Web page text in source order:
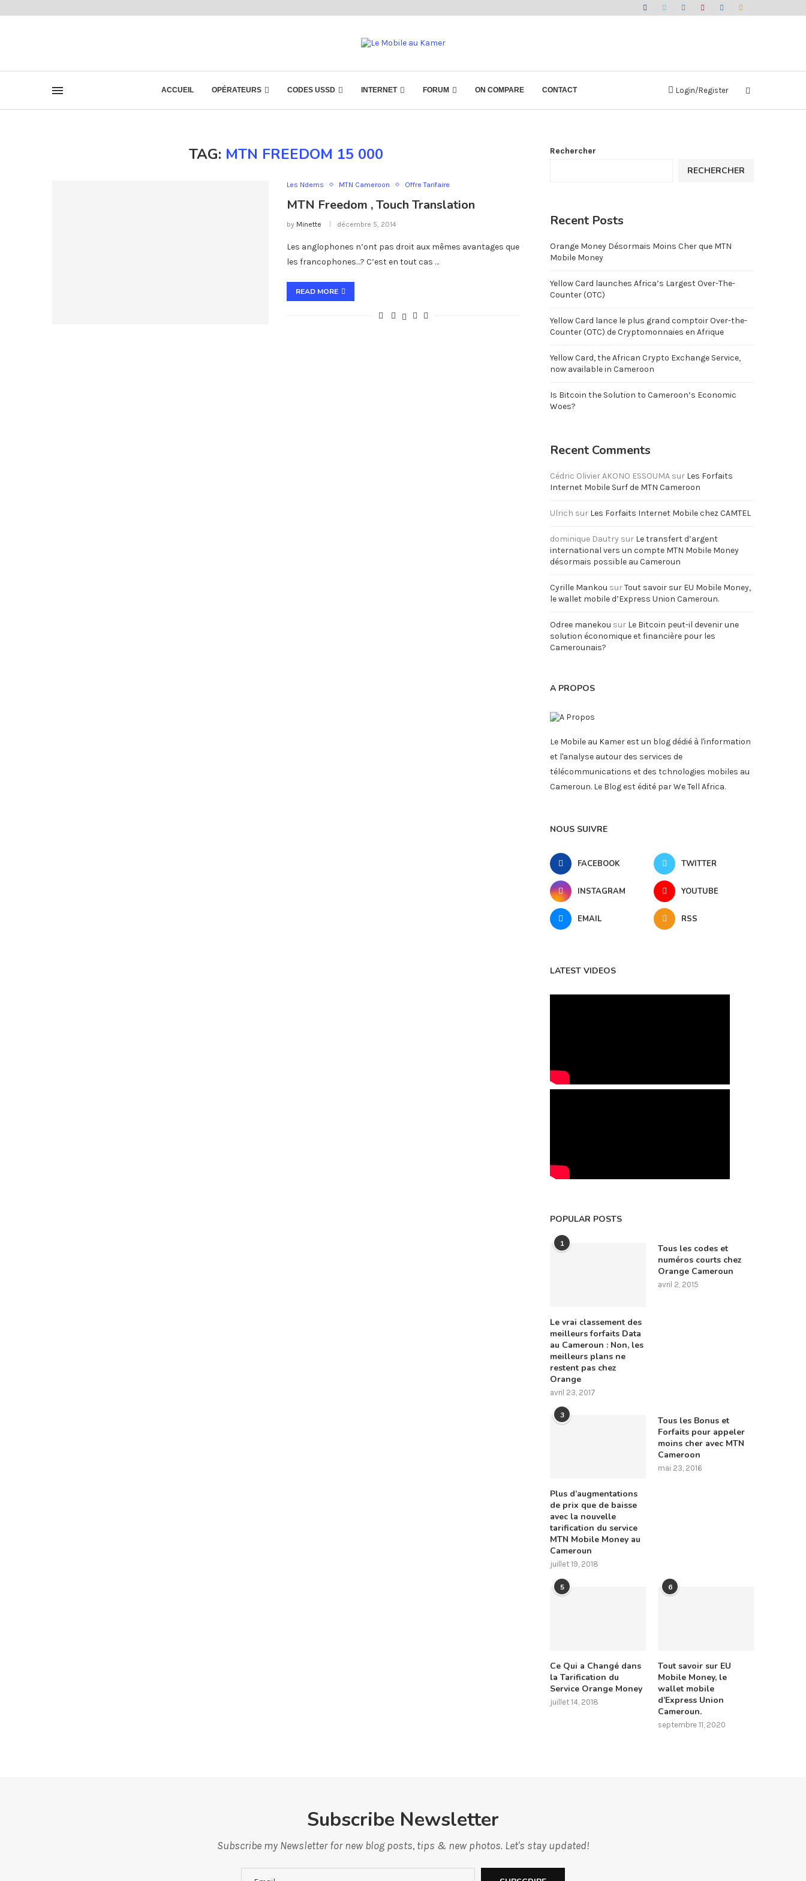
ACCUEIL OPÉRATEURS CODES USSD INTERNET FORUM ON COMPARE CONTACT Login/Register
TAG: MTN FREEDOM 15 000
Les Ndems MTN Cameroon Offre Tarifaire
MTN Freedom , Touch Translation
by Minette décembre 5, 2014
Les anglophones n’ont pas droit aux mêmes avantages que
les francophones…? C’est en tout cas …
READ MORE
Rechercher
RECHERCHER
Recent Posts
Orange Money Désormais Moins Cher que MTN
Mobile Money
Yellow Card launches Africa’s Largest Over-The-
Counter (OTC)
Yellow Card lance le plus grand comptoir Over-the-
Counter (OTC) de Cryptomonnaies en Afrique
Yellow Card, the African Crypto Exchange Service,
now available in Cameroon
Is Bitcoin the Solution to Cameroon’s Economic
Woes?
Recent Comments
Cédric Olivier AKONO ESSOUMA sur Les Forfaits
Internet Mobile Surf de MTN Cameroon
Ulrich sur Les Forfaits Internet Mobile chez CAMTEL
dominique Dautry sur Le transfert d’argent
international vers un compte MTN Mobile Money
désormais possible au Cameroun
Cyrille Mankou surTout savoir sur EU Mobile Money,
le wallet mobile d’Express Union Cameroun.
Odree manekou sur Le Bitcoin peut-il devenir une
solution économique et financière pour les
Camerounais?
A PROPOS
Le Mobile au Kamer est un blog dédié à l'information
et l'analyse autour des services de
télécommunications et des tchnologies mobiles au
Cameroun. Le Blog est édité par We Tell Africa.
NOUS SUIVRE
FACEBOOK TWITTER
INSTAGRAM YOUTUBE
EMAIL RSS
LATEST VIDEOS
POPULAR POSTS
1
Le vrai classement des
meilleurs forfaits Data
au Cameroun : Non, les
meilleurs plans ne
restent pas chez
Orange
avril 23, 2017
Tous les codes et
numéros courts chez
Orange Cameroun
avril 2, 2015
3
Plus d’augmentations
de prix que de baisse
avec la nouvelle
tarification du service
MTN Mobile Money au
Cameroun
juillet 19, 2018
Tous les Bonus et
Forfaits pour appeler
moins cher avec MTN
Cameroon
mai 23, 2016
5
Ce Qui a Changé dans
la Tarification du
Service Orange Money
juillet 14, 2018
6
Tout savoir sur EU
Mobile Money, le
wallet mobile
d’Express Union
Cameroun.
septembre 11, 2020
Subscribe Newsletter
Subscribe my Newsletter for new blog posts, tips & new photos. Let's stay updated!